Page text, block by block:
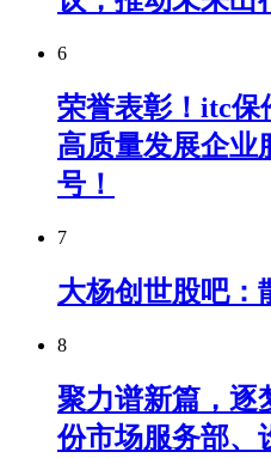
6
荣誉表彰！itc保
高质量发展企业
号！
7
大杨创世股吧：
8
聚力谱新篇，逐
份市场服务部、